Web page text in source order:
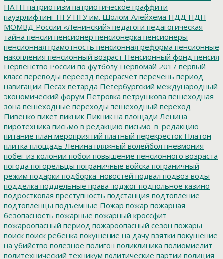
ПАТП патриотизм патриотическое граффити
пауэрлифтинг ПГУПГУ им. Шолом-Алейхема ПДД ПДН
МОМВД России «Ленинский» педагоги педагогическая
тайна пенсии пенсионер пенсионерка пенсионеры
пенсионная грамотность пенсионная реформа пенсионные
накопления пенсионный возраст Пенсионный фонд пенсия
Первенство России по футболу Первомай 2017 первый
класс переводы переезд перерасчет перечень период
навигации Песах петарда Петербургский международный
экономический форум Петровка петрушкова пешеходная
зона пешеходные переходы пешеходный переход
Пивенко пикет пикник Пикник на площади Ленина
пиротехника письмо в редакцию письмо_в_редакцию
питание план мероприятий платный перекресток Платон
плитка площадь Ленина пляжный волейбол пневмония
побег из колонии побои повышение пенсионного возраста
погода погорельцы пограничные войска пограничный
режим подарки подборка_новостей подвал подвоз воды
подделка поддельные права поджог подпольное казино
подростковая преступность подстанция подтопление
подтопленцы подъемные Пожар пожар пожарная
безопасность пожарные пожарный кроссфит
пожароопасный период пожароопасный сезон пожары
поиск поиск ребенка покушение на дачу взятки покушение
на убийство полезное полигон поликлиника полиомиелит
политехнический техникум политические партии полиция